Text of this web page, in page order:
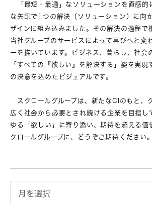
「最短・最適」なソリューションを直感的
な矢印で1つの解決（ソリューション）に向
ザインに組み込みました。その解決の過程で
当社グループのサービスによって喜びへと変
ーを描いています。ビジネス、暮らし、社会
「すべての『欲しい』を解決する」姿を実現
の決意を込めたビジュアルです。
スクロールグループは、新たなCIのもと、
広く社会から必要とされ続ける企業を目指し
ゆる「欲しい」に寄り添い、期待を超える価
クロールグループに、どうぞご期待ください。